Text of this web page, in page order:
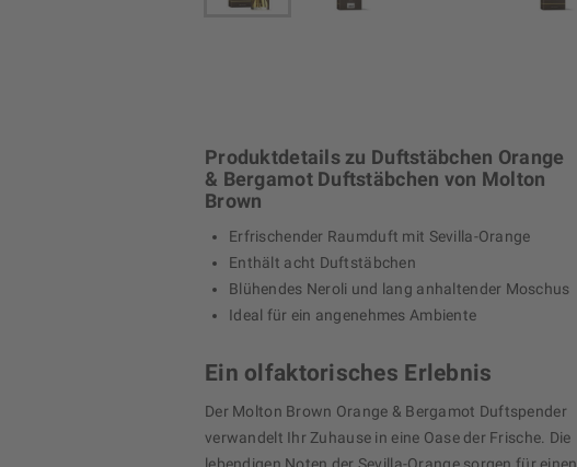
Produktdetails zu Duftstäbchen Orange
& Bergamot Duftstäbchen von Molton
Brown
Erfrischender Raumduft mit Sevilla-Orange
Enthält acht Duftstäbchen
Blühendes Neroli und lang anhaltender Moschus
Ideal für ein angenehmes Ambiente
Ein olfaktorisches Erlebnis
Der Molton Brown Orange & Bergamot Duftspender
verwandelt Ihr Zuhause in eine Oase der Frische. Die